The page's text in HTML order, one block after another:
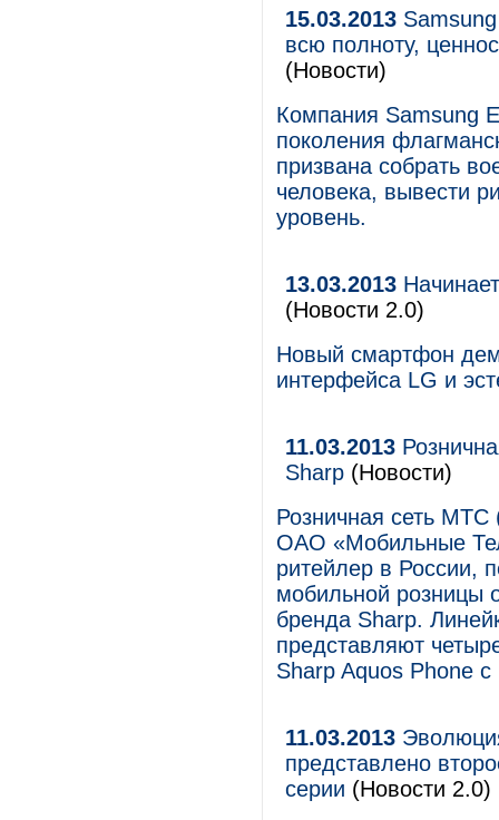
15.03.2013
всю полноту,
(Новости)
Компания Samsung
поколения
призвана собрать
человека, вывести
уровень.
13.03.2013
(Новости 2.0)
Новый смартфон
интерфейса LG и
11.03.2013
Sharp (Новости)
Розничная сеть
ОАО «Мобильные
ритейлер в России,
мобильной розницы
бренда Sharp.
представляют
Sharp Aquos Phone
11.03.2013
представлено
серии (Новости 2.0)